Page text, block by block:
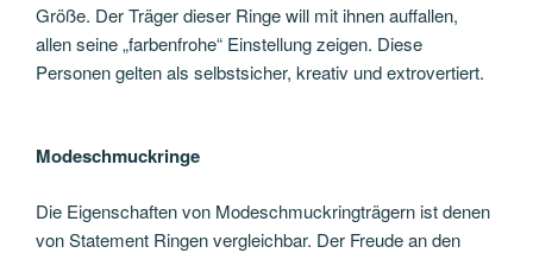
Größe. Der Träger dieser Ringe will mit ihnen auffallen,
allen seine „farbenfrohe“ Einstellung zeigen. Diese
Personen gelten als selbstsicher, kreativ und extrovertiert.
Modeschmuckringe
Die Eigenschaften von Modeschmuckringträgern ist denen
von Statement Ringen vergleichbar. Der Freude an den